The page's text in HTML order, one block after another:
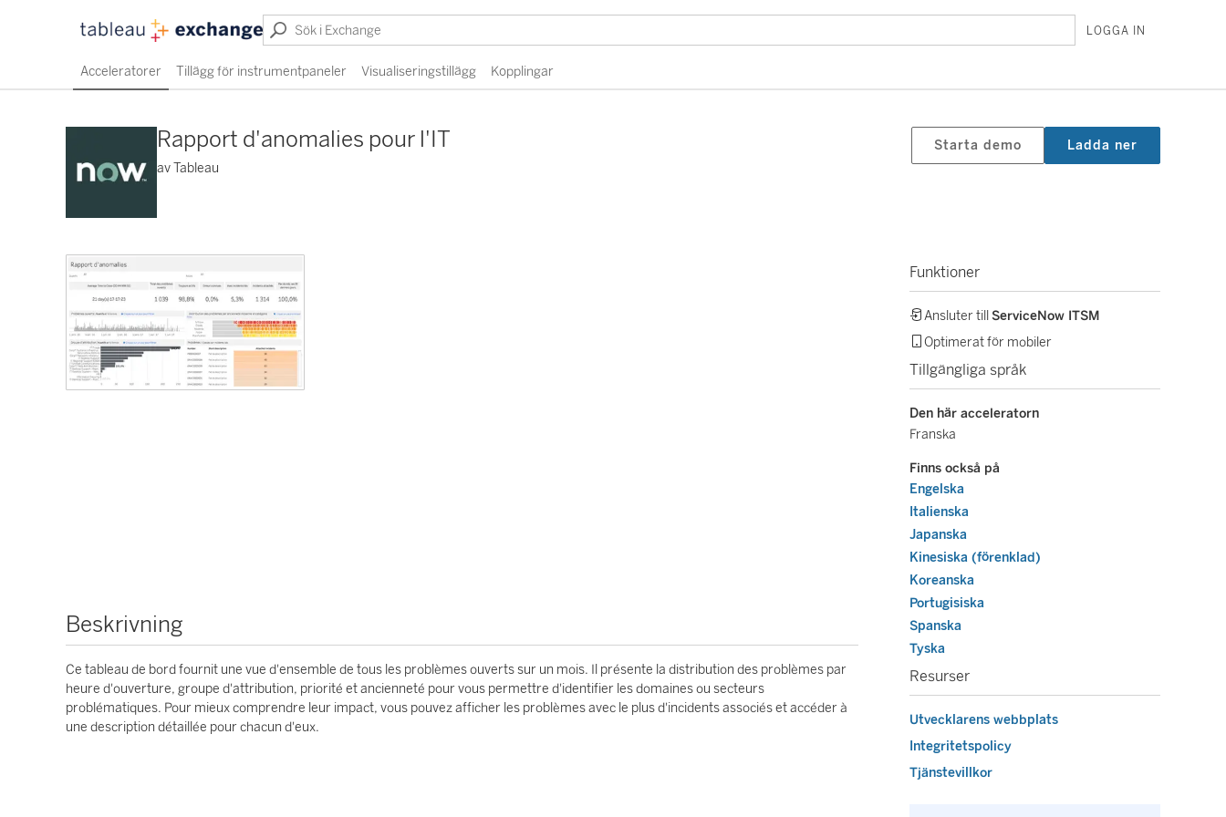
LOGGA IN
Acceleratorer Tillägg för instrumentpaneler Visualiseringstillägg Kopplingar
Rapport d'anomalies pour l'IT
av Tableau
Starta demo Ladda ner
Beskrivning
Ce tableau de bord fournit une vue d'ensemble de tous les problèmes ouverts sur un mois. Il présente la distribution des problèmes par
heure d'ouverture, groupe d'attribution, priorité et ancienneté pour vous permettre d'identifier les domaines ou secteurs
problématiques. Pour mieux comprendre leur impact, vous pouvez afficher les problèmes avec le plus d'incidents associés et accéder à
une description détaillée pour chacun d'eux.
Funktioner
Ansluter till ServiceNow ITSM
Optimerat för mobiler
Tillgängliga språk
Den här acceleratorn
Franska
Finns också på
Engelska
Italienska
Japanska
Kinesiska (förenklad)
Koreanska
Portugisiska
Spanska
Tyska
Resurser
Utvecklarens webbplats
Integritetspolicy
Tjänstevillkor